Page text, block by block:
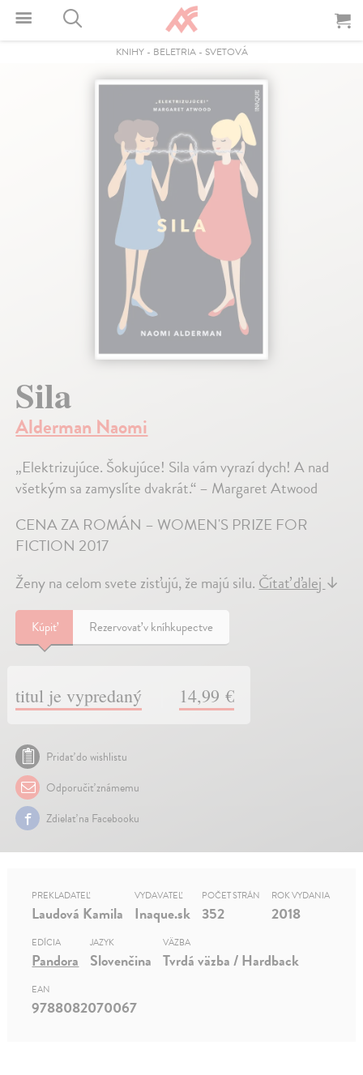
KNIHY- BELETRIA- SVETOVÁ
Sila
Alderman Naomi
„Elektrizujúce. Šokujúce! Sila vám vyrazí dych! A nad
všetkým sa zamyslíte dvakrát.“ – Margaret Atwood
CENA ZA ROMÁN – WOMEN'S PRIZE FOR
FICTION 2017
Ženy na celom svete zisťujú, že majú silu.Čítať ďalej↓
Kúpiť Rezervovať v kníhkupectve
titul je vypredaný 14,99 €
Pridať do wishlistu
Odporučiť známemu
Zdielať na Facebooku
PREKLADATEĽ
Laudová Kamila
VYDAVATEĽ
Inaque.sk
POČET STRÁN
352
ROK VYDANIA
2018
EDÍCIA
Pandora
JAZYK
Slovenčina
VÄZBA
Tvrdá väzba / Hardback
EAN
9788082070067